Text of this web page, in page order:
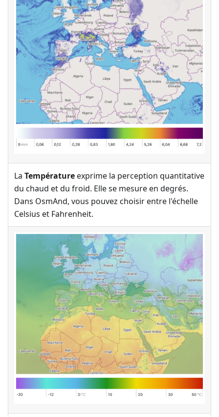
La Températureexprime la perception quantitative
du chaud et du froid. Elle se mesure en degrés.
Dans OsmAnd, vous pouvez choisir entre l'échelle
Celsius et Fahrenheit.